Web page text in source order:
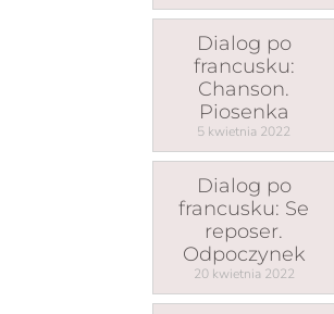
Dialog po
francusku:
Chanson.
Piosenka
5 kwietnia 2022
Dialog po
francusku: Se
reposer.
Odpoczynek
20 kwietnia 2022